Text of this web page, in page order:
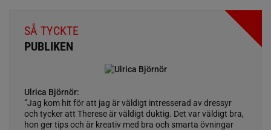
SÅ TYCKTE
PUBLIKEN
Ulrica Björnör:
”Jag kom hit för att jag är väldigt intresserad av dressyr
och tycker att Therese är väldigt duktig. Det var väldigt bra,
hon ger tips och är kreativ med bra och smarta övningar